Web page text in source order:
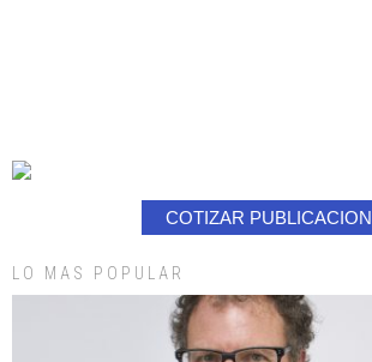
COTIZAR PUBLICACION
LO MAS POPULAR